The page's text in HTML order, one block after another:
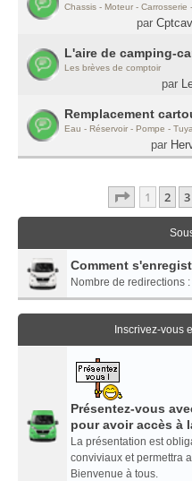
Chassis - Moteur - Carrosserie -
par
L'aire de camping-
Les brèves de comptoir
par
Remplacement
Eau - Réservoir - Pompe -
par
Page 1Sur
1 2 3
Comment
Nombre de redirections :
Inscrivez-vous
Présentez-vous
pour avoir accès à
La présentation est
conviviaux et permettra
Bienvenue à tous.